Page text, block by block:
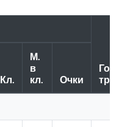
Кл.
М.
в
кл.
Очки